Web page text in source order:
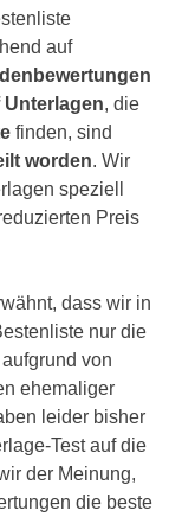
auf
Unterlagen, die
finden, sind
worden. Wir
speziell
Preis
dass wir in
nur die
von
ehemaliger
leider bisher
Test auf die
der Meinung,
die beste